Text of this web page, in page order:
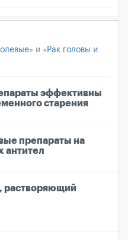
» и « Рак головы и
эффективны
старения
препараты на
антител
растворяющий